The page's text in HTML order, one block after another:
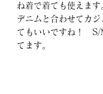
ね着で着ても使えます
デニムと合わせてカ
てもいいですね！　
てます。